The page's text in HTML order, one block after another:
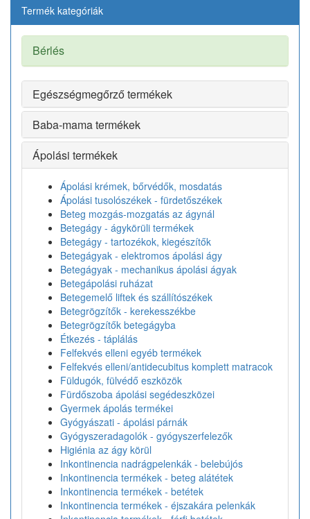
Termék kategóriák
Bérlés
Egészségmegőrző termékek
Baba-mama termékek
Ápolási termékek
Ápolási krémek, bőrvédők, mosdatás
Ápolási tusolószékek - fürdetőszékek
Beteg mozgás-mozgatás az ágynál
Betegágy - ágykörüli termékek
Betegágy - tartozékok, kiegészítők
Betegágyak - elektromos ápolási ágy
Betegágyak - mechanikus ápolási ágyak
Betegápolási ruházat
Betegemelő liftek és szállítószékek
Betegrögzítők - kerekesszékbe
Betegrögzítők betegágyba
Étkezés - táplálás
Felfekvés elleni egyéb termékek
Felfekvés elleni/antidecubitus komplett matracok
Füldugók, fülvédő eszközök
Fürdőszoba ápolási segédeszközei
Gyermek ápolás termékei
Gyógyászati - ápolási párnák
Gyógyszeradagolók - gyógyszerfelezők
Higiénia az ágy körül
Inkontinencia nadrágpelenkák - belebújós
Inkontinencia termékek - beteg alátétek
Inkontinencia termékek - betétek
Inkontinencia termékek - éjszakára pelenkák